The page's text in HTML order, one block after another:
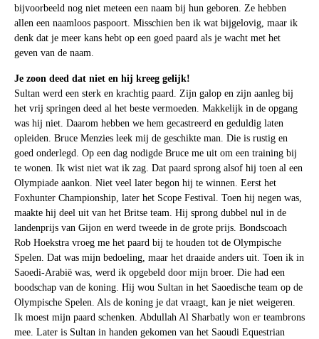
bijvoorbeeld nog niet meteen een naam bij hun geboren. Ze hebben
allen een naamloos paspoort. Misschien ben ik wat bijgelovig, maar ik
denk dat je meer kans hebt op een goed paard als je wacht met het
geven van de naam.
Je zoon deed dat niet en hij kreeg gelijk!
Sultan werd een sterk en krachtig paard. Zijn galop en zijn aanleg bij
het vrij springen deed al het beste vermoeden. Makkelijk in de opgang
was hij niet. Daarom hebben we hem gecastreerd en geduldig laten
opleiden. Bruce Menzies leek mij de geschikte man. Die is rustig en
goed onderlegd. Op een dag nodigde Bruce me uit om een training bij
te wonen. Ik wist niet wat ik zag. Dat paard sprong alsof hij toen al een
Olympiade aankon. Niet veel later begon hij te winnen. Eerst het
Foxhunter Championship, later het Scope Festival. Toen hij negen was,
maakte hij deel uit van het Britse team. Hij sprong dubbel nul in de
landenprijs van Gijon en werd tweede in de grote prijs. Bondscoach
Rob Hoekstra vroeg me het paard bij te houden tot de Olympische
Spelen. Dat was mijn bedoeling, maar het draaide anders uit. Toen ik in
Saoedi-Arabië was, werd ik opgebeld door mijn broer. Die had een
boodschap van de koning. Hij wou Sultan in het Saoedische team op de
Olympische Spelen. Als de koning je dat vraagt, kan je niet weigeren.
Ik moest mijn paard schenken. Abdullah Al Sharbatly won er teambrons
mee. Later is Sultan in handen gekomen van het Saoudi Equestrian